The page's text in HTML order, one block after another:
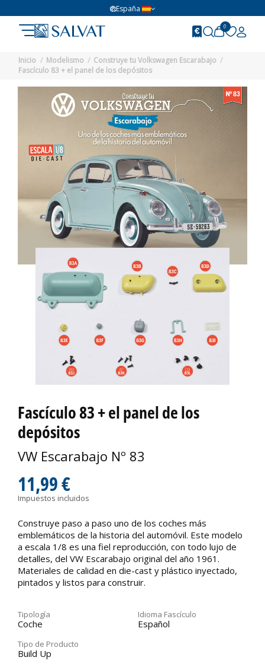
España
0
Inicio Modelismo
Construye tu Volkswagen Escarabajo
Fascículo 83 + el panel de los depósitos
Fascículo 83 + el panel de los
depósitos
VW Escarabajo Nº 83
11,99 €
Impuestos incluidos
Construye paso a paso uno de los coches más
emblemáticos de la historia del automóvil. Este modelo
a escala 1/8 es una fiel reproducción, con todo lujo de
detalles, del VW Escarabajo original del año 1961.
Materiales de calidad en die-cast y plástico inyectado,
pintados y listos para construir.
Tipología
Coche
Idioma Fascículo
Español
Tipo de Producto
Build Up